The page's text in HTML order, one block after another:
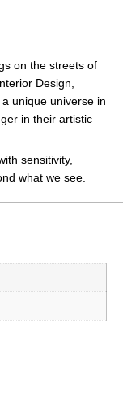
on the streets of
Design,
unique universe in
in their artistic
sensitivity,
what we see.